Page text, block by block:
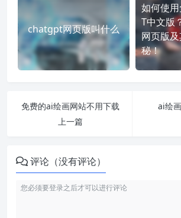
chatgpt网页版叫什么
如何使
T中文版
网页版
秘！
免费的ai绘画网站不用下载
上一篇
ai绘
评论（没有评论）